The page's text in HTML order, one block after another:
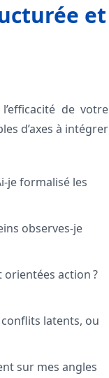
et
de votre
d’axes à intégrer
je formalisé les
observes-je
orientées action ?
latents, ou
sur mes angles